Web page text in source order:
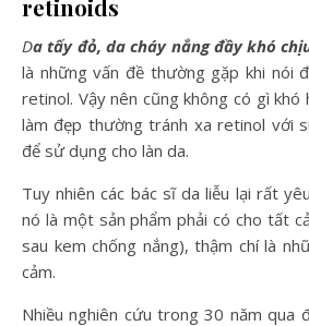
retinoids
Da tấy đỏ, da cháy nắng đầy khó
là những vấn đề thường gặp khi nói
retinol. Vậy nên cũng không có gì
làm đẹp thường tránh xa retinol với
để sử dụng cho làn da.
Tuy nhiên các bác sĩ da liễu lại rất
nó là một sản phẩm phải có cho tất
sau kem chống nắng), thậm chí là
cảm.
Nhiều nghiên cứu trong 30 năm qua